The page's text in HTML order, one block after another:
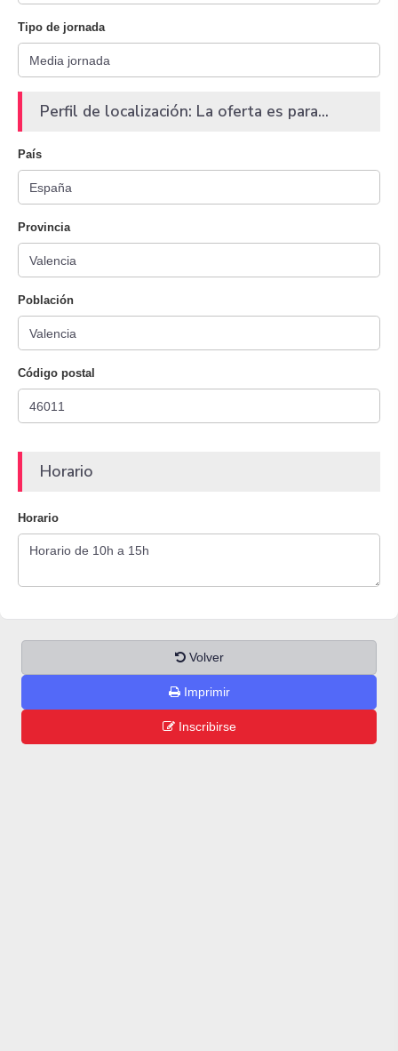
Tipo de jornada
Perfil de localización: La oferta es para...
País
Provincia
Población
Código postal
Horario
Horario
Volver
Imprimir
Inscribirse